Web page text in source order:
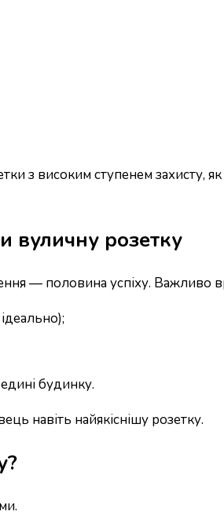
з високим ступенем
вуличну розетку
— половина успіху. Важливо
будинку.
навіть найякіснішу розетку.